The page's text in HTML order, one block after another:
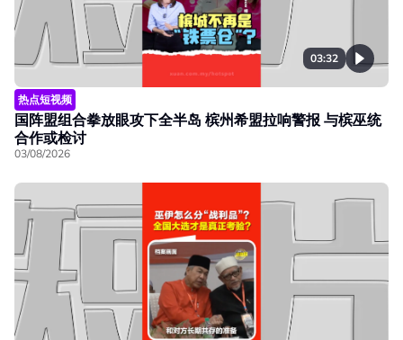
03:32
热点短视频
国阵盟组合拳放眼攻下全半岛 槟州希盟拉响警报 与槟巫统
合作或检讨
03/08/2026